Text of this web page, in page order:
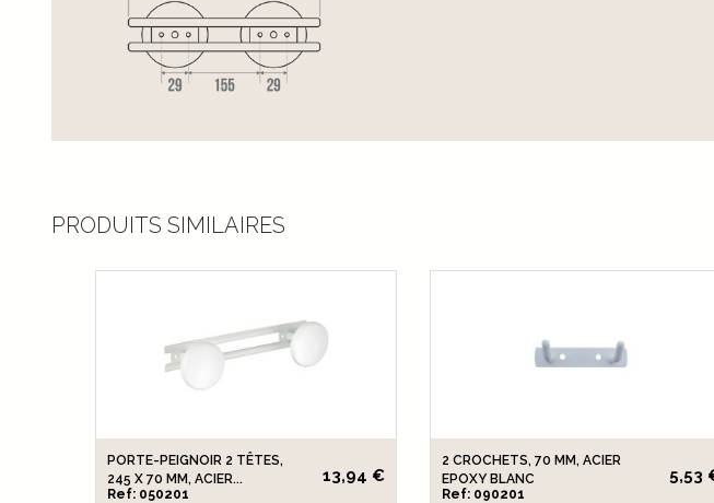
PRODUITS SIMILAIRES
PORTE-PEIGNOIR 2 TÊTES,
245 X 70 MM, ACIER...
Ref: 050201
13,94 €
2 CROCHETS, 70 MM, ACIER
EPOXY BLANC
Ref: 090201
5,53